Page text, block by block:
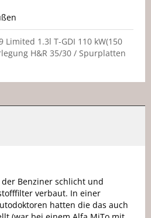
Limited 1.3l T-GDI 110 kW(150
H&R 35/30 / Spurplatten
Benziner schlicht und
verbaut. In einer
hatten die das auch